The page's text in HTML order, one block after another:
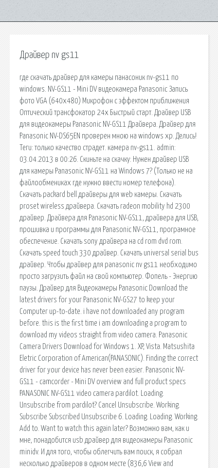
Драйвер nv gs11
где скачать драйвер для камеры панасоник nv-gs11 по
windows. NV-GS11 - Mini DV видеокамера Panasonic Запись
фото VGA (640x480) Микрофон с эффектом приближения
Оптический трансфокатор 24х Быстрый старт. Драйвер USB
для видеокамеры Panasonic NV-GS11 Драйвера. Драйвер для
Panasonic NV-DS65EN проверен мною на windows xp. Делись!
Теги: только качество страдет. камера nv-gs11. admin:
03.04.2013 в 00:26. Скиньте на скачку: Нужен драйвер USB
для камеры Panasonic NV-GS11 на Windows 7? (Только не на
файлообмениках где нужно ввести номер телефона).
Скачать packard bell драйверы для web камеры. Скачать
proset wireless драйвера. Скачать radeon mobility hd 2300
драйвер. Драйвера для Panasonic NV-GS11, драйвера для USB,
прошивка и программы для Panasonic NV-GS11, програмное
обеспечение. Скачать sony драйвера на cd rom dvd rom.
Скачать speed touch 330 драйвер. Скачать universal serial bus
драйвер. Чтобы драйвер для panasonic nv gs11 необходимо
просто загрузить файл на свой компьютер. Фопель - Энергию
паузы. Драйвер для Видеокамеры Panasonic Download the
latest drivers for your Panasonic NV-GS27 to keep your
Computer up-to-date. i have not downloaded any program
before. this is the first time i am downloading a program to
download my videos straight from video camera. Panasonic
Camera Drivers Download for Windows 1. XP, Vista. Matsushita
Eletric Corporation of American(PANASONIC). Finding the correct
driver for your device has never been easier. Panasonic NV-
GS11 - camcorder - Mini DV overview and full product specs
PANASONIC NV-GS11 video camera pardilot. Loading.
Unsubscribe from pardilot? Cancel Unsubscribe. Working.
Subscribe Subscribed Unsubscribe 6. Loading. Loading. Working.
Add to. Want to watch this again later? Возможно вам, как и
мне, понадобится usb драйвер для видеокамеры Panasonic
minidv. И для того, чтобы облегчить вам поиск, я собрал
несколько драйверов в одном месте (836,6 View and